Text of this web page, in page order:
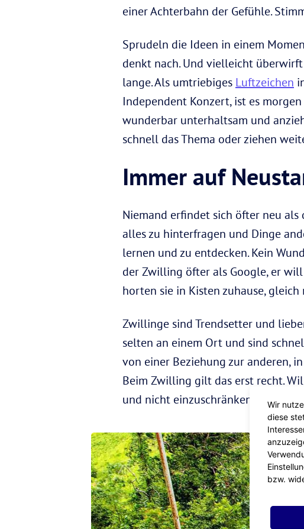
einer Achterbahn der Gefühle.
Sprudeln die Ideen in einem
denkt nach. Und vielleicht
lange. Als umtriebiges Luftzeichen
Independent Konzert, ist es
wunderbar unterhaltsam und
schnell das Thema oder ziehen
Immer auf
Niemand erfindet sich öfter neu
alles zu hinterfragen und Dinge
lernen und zu entdecken. Kein
der Zwilling öfter als Google, er
horten sie in Kisten zuhause,
Zwillinge sind Trendsetter und
selten an einem Ort und sind
von einer Beziehung zur anderen,
Beim Zwilling gilt das erst recht.
und nicht einzuschränken.
Wir
diese
bzw.